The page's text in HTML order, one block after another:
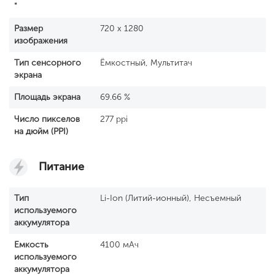
"
Размер
изображения
720 x 1280
Тип сенсорного
экрана
Ёмкостный, Мультитач
Площадь экрана 69.66 %
Число пикселов
на дюйм (PPI)
277 ppi
Питание
Тип
используемого
аккумулятора
Li-Ion (Литий-ионный), Несъемный
Емкость
используемого
аккумулятора
4100 мАч